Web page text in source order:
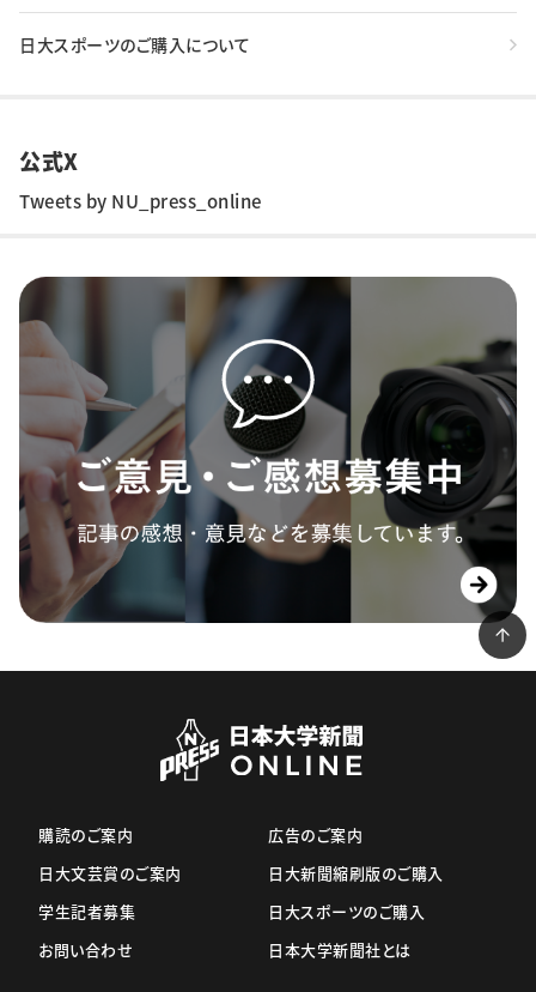
日大スポーツのご購入について
公式X
Tweets by NU_press_online
購読のご案内
日大文芸賞のご案内
学生記者募集
お問い合わせ
広告のご案内
日大新聞縮刷版のご購入
日大スポーツのご購入
日本大学新聞社とは